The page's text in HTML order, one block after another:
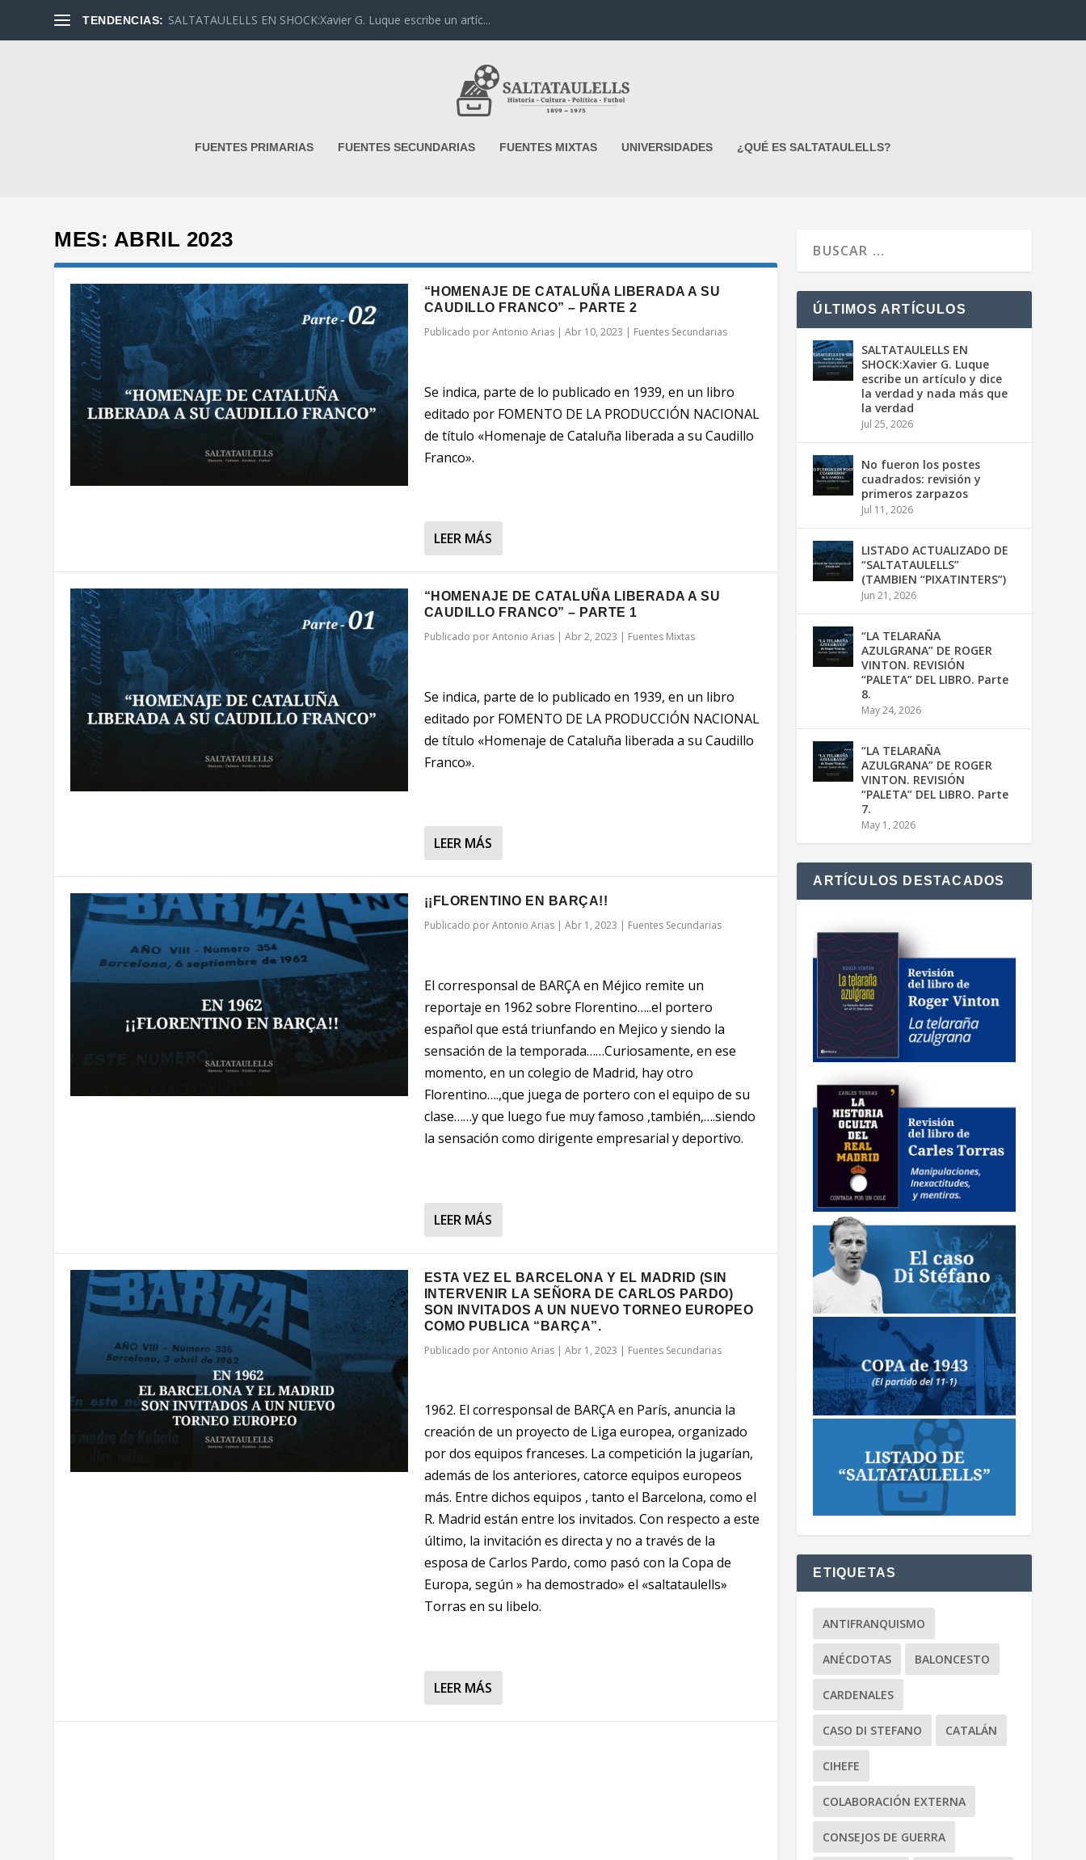
TENDENCIAS: SALTATAULELLS EN SHOCK:Xavier G. Luque escribe un artíc...
FUENTES PRIMARIAS FUENTES SECUNDARIAS FUENTES MIXTAS UNIVERSIDADES ¿QUÉ ES SALTATAULELLS?
MES: ABRIL 2023
“HOMENAJE DE CATALUÑA LIBERADA A SU
CAUDILLO FRANCO” – PARTE 2
Publicado porAntonio Arias| Abr 10, 2023 | Fuentes Secundarias
Se indica, parte de lo publicado en 1939, en un libro
editado por FOMENTO DE LA PRODUCCIÓN NACIONAL
de título «Homenaje de Cataluña liberada a su Caudillo
Franco».
LEER MÁS
“HOMENAJE DE CATALUÑA LIBERADA A SU
CAUDILLO FRANCO” – PARTE 1
Publicado porAntonio Arias| Abr 2, 2023 | Fuentes Mixtas
Se indica, parte de lo publicado en 1939, en un libro
editado por FOMENTO DE LA PRODUCCIÓN NACIONAL
de título «Homenaje de Cataluña liberada a su Caudillo
Franco».
LEER MÁS
¡¡FLORENTINO EN BARÇA!!
Publicado porAntonio Arias| Abr 1, 2023 | Fuentes Secundarias
El corresponsal de BARÇA en Méjico remite un
reportaje en 1962 sobre Florentino…..el portero
español que está triunfando en Mejico y siendo la
sensación de la temporada……Curiosamente, en ese
momento, en un colegio de Madrid, hay otro
Florentino….,que juega de portero con el equipo de su
clase……y que luego fue muy famoso ,también,….siendo
la sensación como dirigente empresarial y deportivo.
LEER MÁS
ESTA VEZ EL BARCELONA Y EL MADRID (SIN
INTERVENIR LA SEÑORA DE CARLOS PARDO)
SON INVITADOS A UN NUEVO TORNEO EUROPEO
COMO PUBLICA “BARÇA”.
Publicado porAntonio Arias| Abr 1, 2023 | Fuentes Secundarias
1962. El corresponsal de BARÇA en París, anuncia la
creación de un proyecto de Liga europea, organizado
por dos equipos franceses. La competición la jugarían,
además de los anteriores, catorce equipos europeos
más. Entre dichos equipos , tanto el Barcelona, como el
R. Madrid están entre los invitados. Con respecto a este
último, la invitación es directa y no a través de la
esposa de Carlos Pardo, como pasó con la Copa de
Europa, según » ha demostrado» el «saltataulells»
Torras en su libelo.
LEER MÁS
ÚLTIMOS ARTÍCULOS
SALTATAULELLS EN
SHOCK:Xavier G. Luque
escribe un artículo y dice
la verdad y nada más que
la verdad
Jul 25, 2026
No fueron los postes
cuadrados: revisión y
primeros zarpazos
Jul 11, 2026
LISTADO ACTUALIZADO DE
“SALTATAULELLS”
(TAMBIEN “PIXATINTERS”)
Jun 21, 2026
“LA TELARAÑA
AZULGRANA” DE ROGER
VINTON. REVISIÓN
“PALETA” DEL LIBRO. Parte
8.
May 24, 2026
“LA TELARAÑA
AZULGRANA” DE ROGER
VINTON. REVISIÓN
“PALETA” DEL LIBRO. Parte
7.
May 1, 2026
ARTÍCULOS DESTACADOS
ETIQUETAS
ANTIFRANQUISMO
ANÉCDOTAS BALONCESTO
CARDENALES
CASO DI STEFANO CATALÁN
CIHEFE
COLABORACIÓN EXTERNA
CONSEJOS DE GUERRA